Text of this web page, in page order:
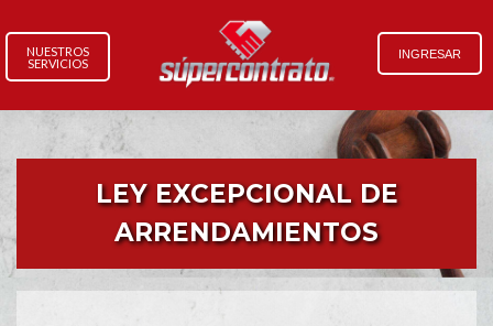
INGRESAR
NUESTROS
SERVICIOS
LEY EXCEPCIONAL DE
ARRENDAMIENTOS